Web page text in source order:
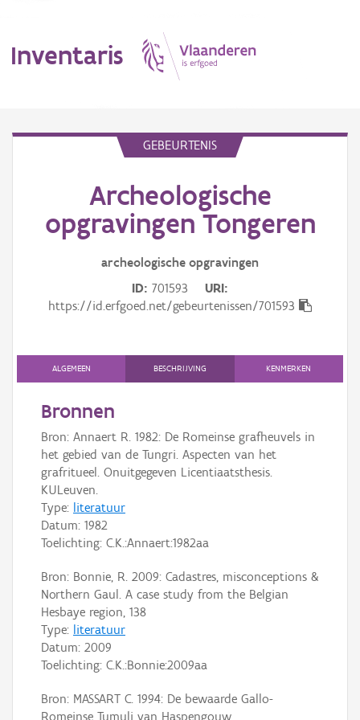
Inventaris
Aanduidingsobject
Persoon of collectief
Downloads
Hergebruik
Aanmelden
GEBEURTENIS
Archeologische
opgravingen Tongeren
archeologische opgravingen
ID 701593
URI
https://id.erfgoed.net/gebeurtenissen/701593
ALGEMEEN BESCHRIJVING KENMERKEN
Bronnen
Bron: Annaert R. 1982: De Romeinse grafheuvels in
het gebied van de Tungri. Aspecten van het
grafritueel. Onuitgegeven Licentiaatsthesis.
KULeuven.
Type: literatuur
Datum: 1982
Toelichting: C.K.:Annaert:1982aa
Bron: Bonnie, R. 2009: Cadastres, misconceptions &
Northern Gaul. A case study from the Belgian
Hesbaye region, 138
Type: literatuur
Datum: 2009
Toelichting: C.K.:Bonnie:2009aa
Bron: MASSART C. 1994: De bewaarde Gallo-
Romeinse Tumuli van Haspengouw.